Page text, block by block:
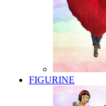
FIGURINE